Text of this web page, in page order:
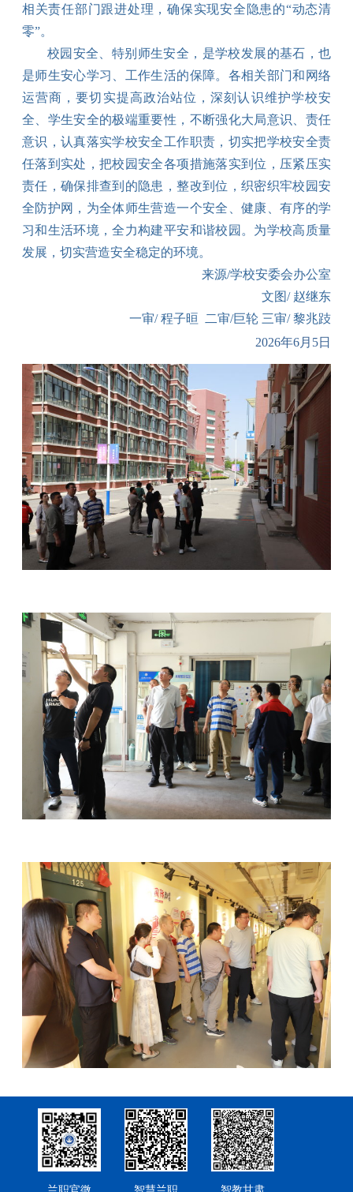
相关责任部门跟进处理 ，确保实现安全隐患的“动态清
零”。
校园安全、特别师生安全，是学校发展的基石，也
是师生安心学习、工作生活的保障。各相关部门和网络
运营商，要切实提高政治站位，深刻认识维护学校安
全、学生安全的极端重要性，不断强化大局意识、责任
意识，认真落实学校安全工作职责，切实把学校安全责
任落到实处，把校园安全各项措施落实到位，压紧压实
责任，确保排查到的隐患，整改到位，织密织牢校园安
全防护网，为全体师生营造一个安全、健康、有序的学
习和生活环境，全力构建平安和谐校园。为学校高质量
发展，切实营造安全稳定的环境。
来源/学校安委会办公室
文图/ 赵继东
一审/ 程子晅 二审/巨轮 三审/ 黎兆跂
2026年6月 5日